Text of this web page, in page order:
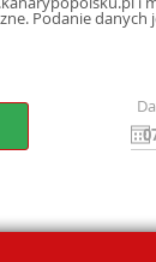
Podanie danych